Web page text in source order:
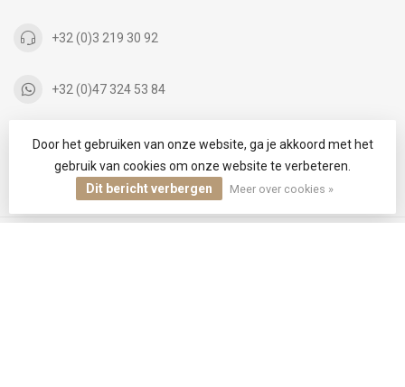
+32 (0)3 219 30 92
+32 (0)47 324 53 84
info@infinityfashion.be
CATEGORIEËN
Door het gebruiken van onze website, ga je akkoord met het
gebruik van cookies om onze website te verbeteren.
Dit bericht verbergen
Meer over cookies »